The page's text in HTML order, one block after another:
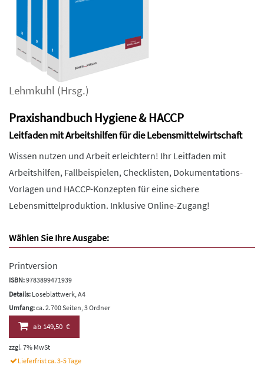
Lehmkuhl (Hrsg.)
Praxishandbuch Hygiene & HACCP
Leitfaden mit Arbeitshilfen für die Lebensmittelwirtschaft
Wissen nutzen und Arbeit erleichtern! Ihr Leitfaden mit
Arbeitshilfen, Fallbeispielen, Checklisten, Dokumentations-
Vorlagen und HACCP-Konzepten für eine sichere
Lebensmittelproduktion. Inklusive Online-Zugang!
Wählen Sie Ihre Ausgabe:
Printversion
ISBN:9783899471939
Details: Loseblattwerk, A4
Umfang:ca. 2.700 Seiten, 3 Ordner
ab149,50 €
zzgl. 7% MwSt
Lieferfrist ca. 3-5 Tage